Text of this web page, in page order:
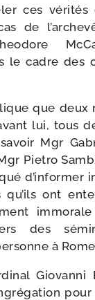
ces
de
le cadre des
que deux
lui, tous
Mgr
Pietro
d’informer
qu’ils ont
immo­rale
des
à Rome
Giovanni